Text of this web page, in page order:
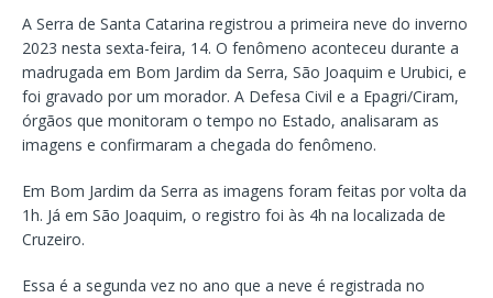
A Serra de Santa Catarina registrou a primeira neve do inverno
2023 nesta sexta-feira, 14. O fenômeno aconteceu durante a
madrugada em Bom Jardim da Serra, São Joaquim e Urubici, e
foi gravado por um morador. A Defesa Civil e a Epagri/Ciram,
órgãos que monitoram o tempo no Estado, analisaram as
imagens e confirmaram a chegada do fenômeno.
Em Bom Jardim da Serra as imagens foram feitas por volta da
1h. Já em São Joaquim, o registro foi às 4h na localizada de
Cruzeiro.
Essa é a segunda vez no ano que a neve é registrada no